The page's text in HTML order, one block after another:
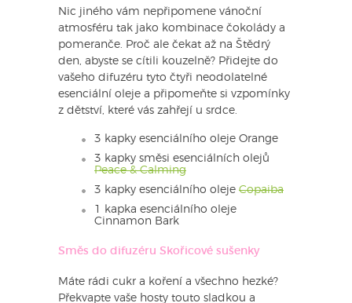
Nic jiného vám nepřipomene vánoční
atmosféru tak jako kombinace čokolády a
pomeranče. Proč ale čekat až na Štědrý
den, abyste se cítili kouzelně? Přidejte do
vašeho difuzéru tyto čtyři neodolatelné
esenciální oleje a připomeňte si vzpomínky
z dětství, které vás zahřejí u srdce.
3 kapky esenciálního oleje Orange
3 kapky směsi esenciálních olejů
Peace & Calming
3 kapky esenciálního oleje Copaiba
1 kapka esenciálního oleje
Cinnamon Bark
Směs do difuzéru Skořicové sušenky
Máte rádi cukr a koření a všechno hezké?
Překvapte vaše hosty touto sladkou a